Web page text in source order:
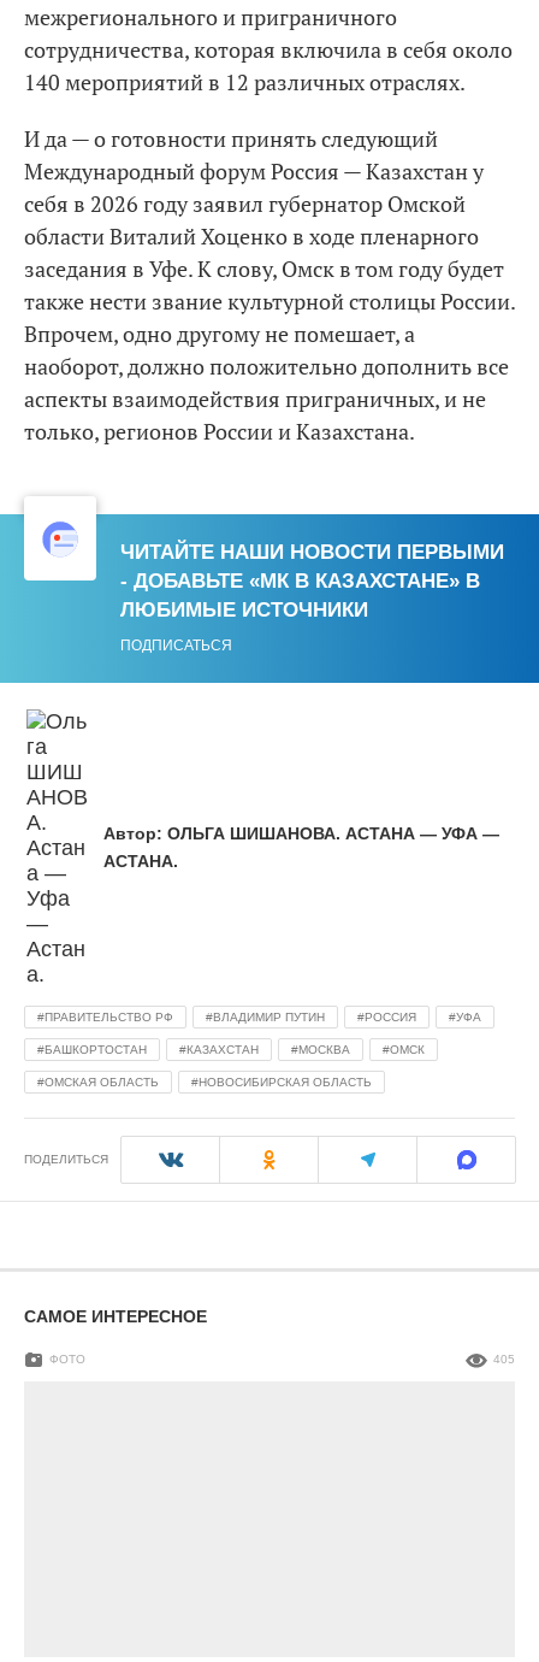
межрегионального и приграничного
сотрудничества, которая включила в себя около
140 мероприятий в 12 различных отраслях.
И да — о готовности принять следующий
Международный форум Россия — Казахстан у
себя в 2026 году заявил губернатор Омской
области Виталий Хоценко в ходе пленарного
заседания в Уфе. К слову, Омск в том году будет
также нести звание культурной столицы России.
Впрочем, одно другому не помешает, а
наоборот, должно положительно дополнить все
аспекты взаимодействия приграничных, и не
только, регионов России и Казахстана.
ЧИТАЙТЕ НАШИ НОВОСТИ ПЕРВЫМИ
- ДОБАВЬТЕ «МК В КАЗАХСТАНЕ» В
ЛЮБИМЫЕ ИСТОЧНИКИ
ПОДПИСАТЬСЯ
Автор: ОЛЬГА ШИШАНОВА. АСТАНА — УФА —
АСТАНА.
ПРАВИТЕЛЬСТВО РФ ВЛАДИМИР ПУТИН РОССИЯ УФА
БАШКОРТОСТАН КАЗАХСТАН МОСКВА ОМСК
ОМСКАЯ ОБЛАСТЬ НОВОСИБИРСКАЯ ОБЛАСТЬ
ПОДЕЛИТЬСЯ
САМОЕ ИНТЕРЕСНОЕ
ФОТО 405